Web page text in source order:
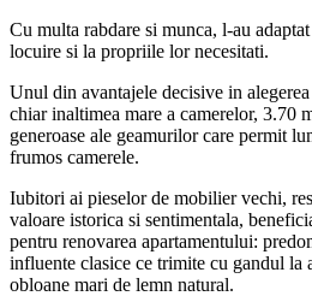
Cu multa rabdare si munca, l-au
locuire si la propriile lor necesitati.
Unul din avantajele decisive in
chiar inaltimea mare a camerelor, 3.70
generoase ale geamurilor care permit
frumos camerele.
Iubitori ai pieselor de mobilier vechi,
valoare istorica si sentimentala,
pentru renovarea apartamentului:
influente clasice ce trimite cu gandul la
obloane mari de lemn natural.